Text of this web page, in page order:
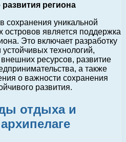
региона
сохранения уникальной
островов является поддержка
Это включает разработку
технологий,
ресурсов, развитие
а также
о важности сохранения
развития.
отдыха и